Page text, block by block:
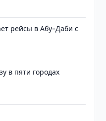
рейсы в Абу-Даби с
в пяти городах